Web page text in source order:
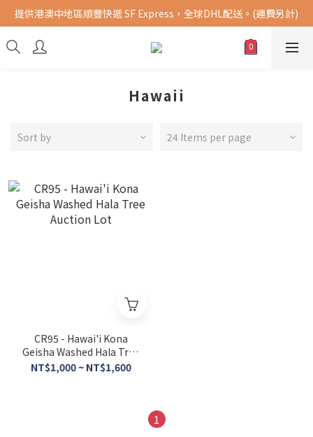
購買指定商品，滿千元免運費 (限台灣地區)
提供港澳中地區順豐快遞 SF Express，全球DHL配送。(運費另計)
購買指定商品，滿千元免運費 (限台灣地區)
Hawaii
Sort by 24 Items per page
CR95 - Hawai'i Kona
Geisha Washed Hala Tree
Auction Lot
NT$1,000 ~ NT$1,600
1